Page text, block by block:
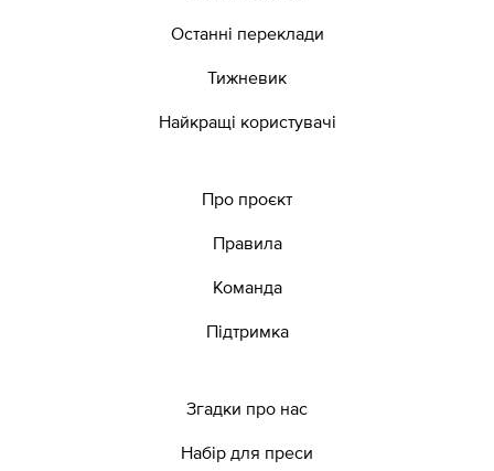
Останні переклади
Тижневик
Найкращі користувачі
Про проєкт
Правила
Команда
Підтримка
Згадки про нас
Набір для преси